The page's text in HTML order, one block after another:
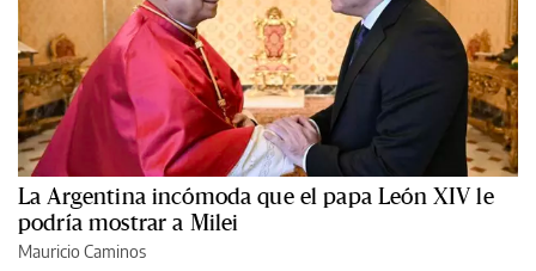
La Argentina incómoda que el papa León XIV le
podría mostrar a Milei
Mauricio Caminos